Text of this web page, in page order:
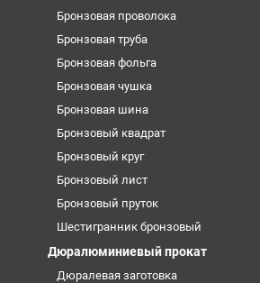
Бронзовая проволока
Бронзовая труба
Бронзовая фольга
Бронзовая чушка
Бронзовая шина
Бронзовый квадрат
Бронзовый круг
Бронзовый лист
Бронзовый пруток
Шестигранник бронзовый
Дюралюминиевый прокат
Дюралевая заготовка